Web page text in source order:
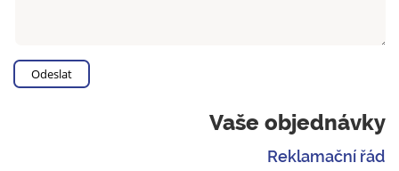
Vaše objednávky
Reklamační řád